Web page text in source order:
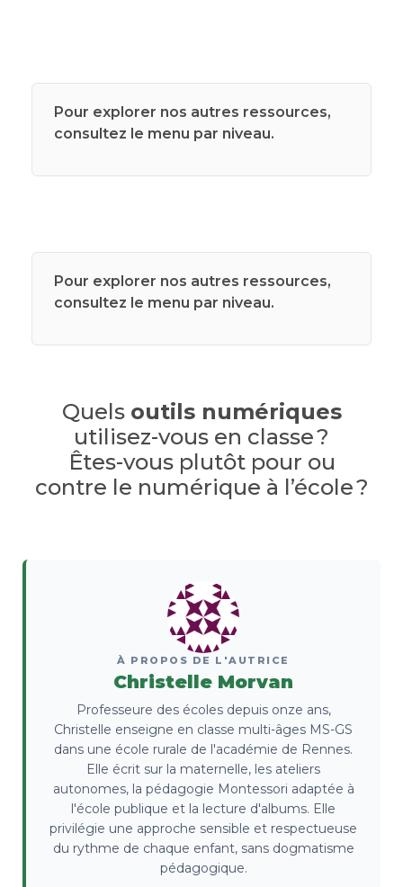
Pour explorer nos autres ressources,
consultez le menu par niveau.
Pour explorer nos autres ressources,
consultez le menu par niveau.
Quels outils numériques
utilisez-vous en classe ?
Êtes-vous plutôt pour ou
contre le numérique à l’école ?
À PROPOS DE L'AUTRICE
Christelle Morvan
Professeure des écoles depuis onze ans,
Christelle enseigne en classe multi-âges MS-GS
dans une école rurale de l'académie de Rennes.
Elle écrit sur la maternelle, les ateliers
autonomes, la pédagogie Montessori adaptée à
l'école publique et la lecture d'albums. Elle
privilégie une approche sensible et respectueuse
du rythme de chaque enfant, sans dogmatisme
pédagogique.